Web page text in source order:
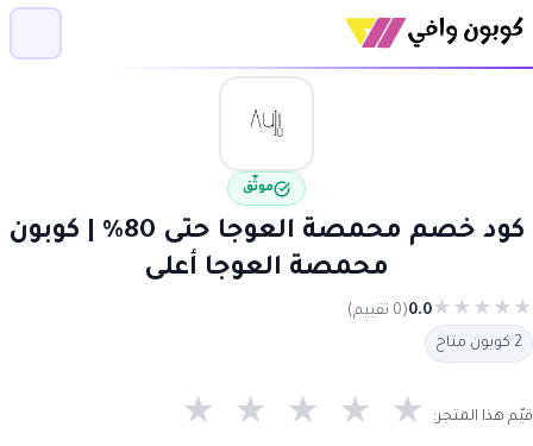
موثّق
كود خصم محمصة العوجا حتى 80% | كوبون
محمصة العوجا أعلى
★
★
★
★
★
0.0(0 تقييم)
2 كوبون متاح
قيّم هذا المتجر: ★ ★ ★ ★ ★